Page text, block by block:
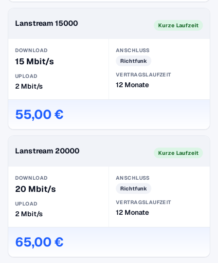
Lanstream 15000 Kurze Laufzeit
DOWNLOAD
15 Mbit/s
UPLOAD
2 Mbit/s
ANSCHLUSS
Richtfunk
VERTRAGSLAUFZEIT
12 Monate
55,00 €
Lanstream 20000 Kurze Laufzeit
DOWNLOAD
20 Mbit/s
UPLOAD
2 Mbit/s
ANSCHLUSS
Richtfunk
VERTRAGSLAUFZEIT
12 Monate
65,00 €